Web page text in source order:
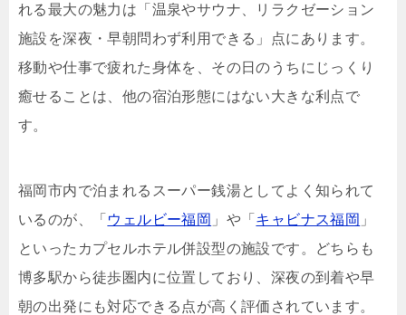
れる最大の魅力は「温泉やサウナ、リラクゼーション
施設を深夜・早朝問わず利用できる」点にあります。
移動や仕事で疲れた身体を、その日のうちにじっくり
癒せることは、他の宿泊形態にはない大きな利点で
す。
福岡市内で泊まれるスーパー銭湯としてよく知られて
いるのが、「 ウェルビー福岡 」や「 キャビナス福岡 」
といったカプセルホテル併設型の施設です。どちらも
博多駅から徒歩圏内に位置しており、深夜の到着や早
朝の出発にも対応できる点が高く評価されています。